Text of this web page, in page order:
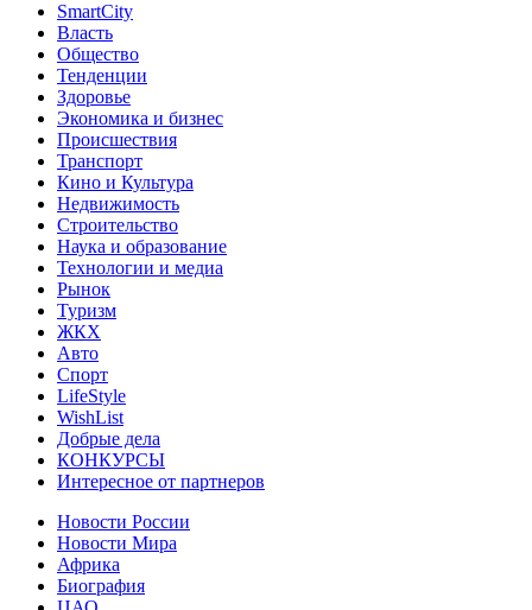
SmartCity
Власть
Общество
Тенденции
Здоровье
Экономика и бизнес
Происшествия
Транспорт
Кино и Культура
Недвижимость
Строительство
Наука и образование
Технологии и медиа
Рынок
Туризм
ЖКХ
Авто
Спорт
LifeStyle
WishList
Добрые дела
КОНКУРСЫ
Интересное от партнеров
Новости России
Новости Мира
Африка
Биография